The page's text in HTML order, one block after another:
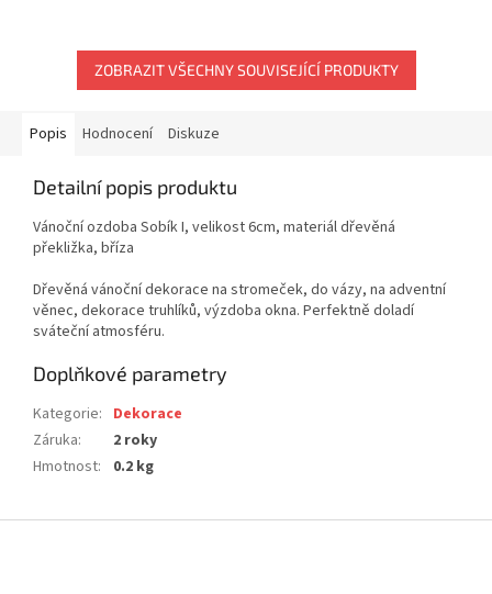
ZOBRAZIT VŠECHNY SOUVISEJÍCÍ PRODUKTY
Popis Hodnocení Diskuze
Detailní popis produktu
Vánoční ozdoba Sobík I, velikost 6cm, materiál dřevěná
překližka, bříza
Dřevěná vánoční dekorace na stromeček, do vázy, na adventní
věnec, dekorace truhlíků, výzdoba okna. Perfektně doladí
sváteční atmosféru.
Doplňkové parametry
Kategorie: Dekorace
Záruka:
2 roky
Hmotnost: 0.2 kg